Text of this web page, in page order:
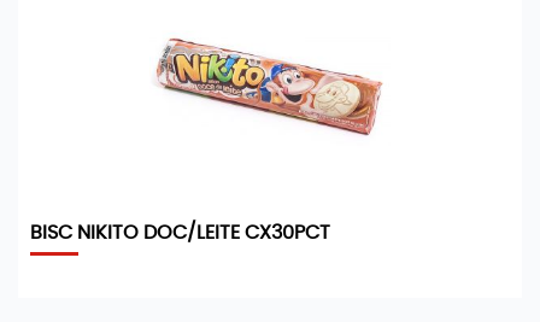
BISC NIKITO DOC/LEITE CX30PCT